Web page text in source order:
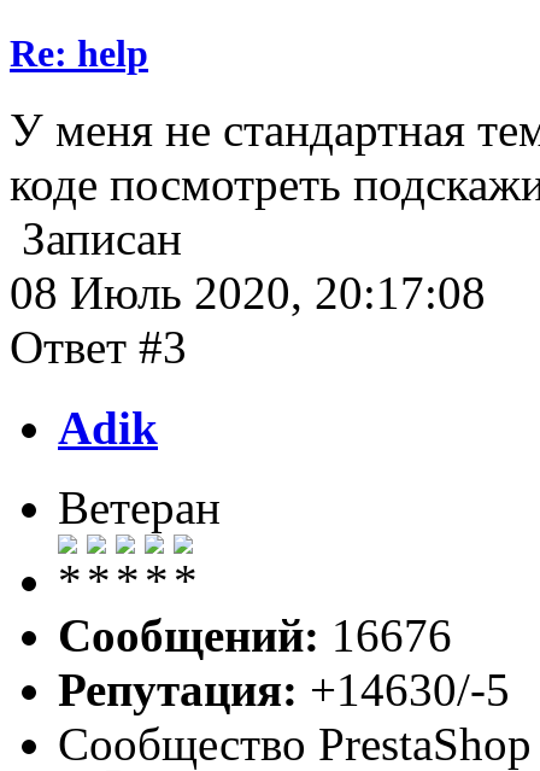
Re: help
У меня не стандартная
коде посмотреть
Записан
08 Июль 2020, 20:17:08
Ответ #3
Adik
Ветеран
Сообщений: 16676
Репутация: +14630/-5
Сообщество PrestaShop